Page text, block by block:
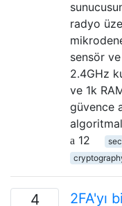
radyo
sensör
2.4GHz
ve 1k
güvence
12
4
2FA'yı